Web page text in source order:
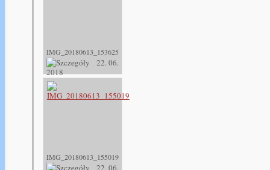
IMG_20180613_153625
22. 06.
2018
IMG_20180613_155019
22. 06.